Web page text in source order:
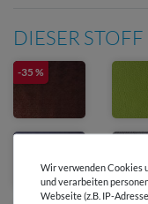
DIESER
-35 %
Wir verwenden Cookies
und verarbeiten
Webseite (z.B. IP-